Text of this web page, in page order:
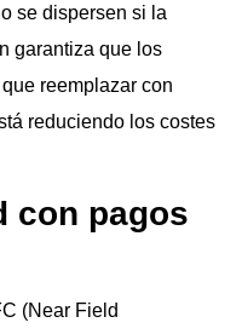
se dispersen si la
garantiza que los
reemplazar con
reduciendo los costes
con pagos
(Near Field